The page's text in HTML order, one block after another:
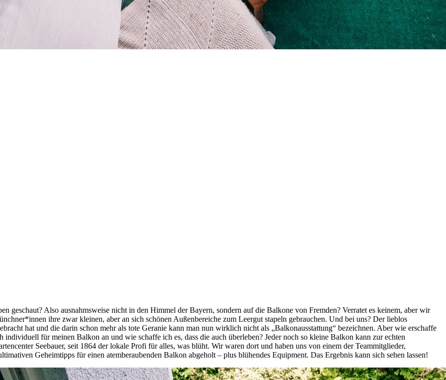
geschaut? Also ausnahmsweise nicht in den Himmel der Bayern, sondern auf die Balkone von Fremden? Verratet es keinem, aber wir
ihre zwar kleinen, aber an sich schönen Außenbereiche zum Leergut stapeln gebrauchen. Und bei uns? Der lieblos
hat und die darin schon mehr als tote Geranie kann man nun wirklich nicht als „Balkonausstattung“ bezeichnen. Aber wie erschaffe
für meinen Balkon an und wie schaffe ich es, dass die auch überleben? Jeder noch so kleine Balkon kann zur echten
Seebauer, seit 1864 der lokale Profi für alles, was blüht. Wir waren dort und haben uns von einem der Teammitglieder,
Geheimtipps für einen atemberaubenden Balkon abgeholt – plus blühendes Equipment. Das Ergebnis kann sich sehen lassen!